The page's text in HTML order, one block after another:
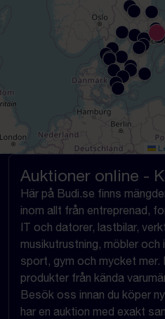
Auktioner online -
Här på Budi.se finns
inom allt från entreprenad,
IT och datorer, lastbilar,
musikutrustning, möbler och
sport, gym och mycket mer.
produkter från kända
Besök oss innan du köper
har en auktion med exakt